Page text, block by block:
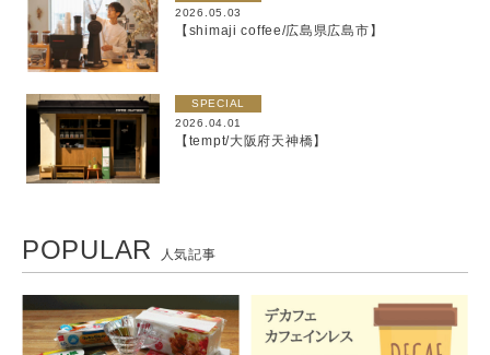
2026.05.03
【shimaji coffee/広島県広島市】
SPECIAL
2026.04.01
【tempt/大阪府天神橋】
POPULAR 人気記事